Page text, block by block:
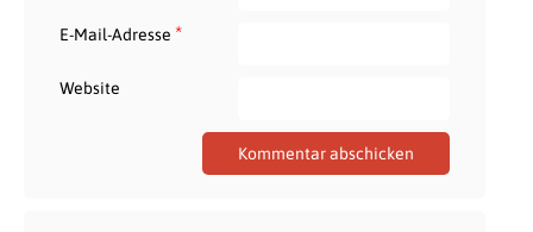
E-Mail-Adresse *
Website